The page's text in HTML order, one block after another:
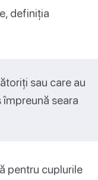
definiția
sau care au
seara
pentru cuplurile